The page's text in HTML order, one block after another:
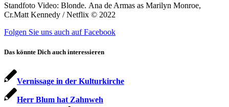
Standfoto Video: Blonde. Ana de Armas as Marilyn Monroe,
Cr.Matt Kennedy / Netflix © 2022
Folgen Sie uns auch auf Facebook
Das könnte Dich auch interessieren
Vernissage in der Kulturkirche
Herr Blum hat Zahnweh